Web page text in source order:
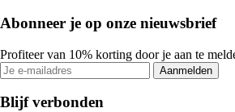
Abonneer je op onze nieuwsbrief
Profiteer van 10% korting door je aan te
Aanmelden
Blijf verbonden